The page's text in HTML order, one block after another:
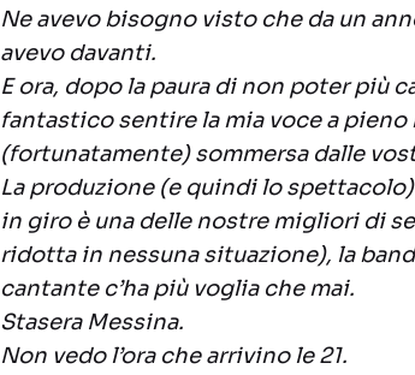
Ne avevo bisogno visto che da un
avevo davanti.
E ora, dopo la paura di non poter più
fantastico sentire la mia voce a pieno
(fortunatamente) sommersa dalle
La produzione (e quindi lo
in giro è una delle nostre migliori di
ridotta in nessuna situazione), la
cantante c’ha più voglia che mai.
Stasera Messina.
Non vedo l’ora che arrivino le 21.